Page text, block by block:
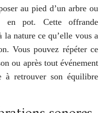
au pied d’un arbre ou
en pot. Cette offrande
nature ce qu’elle vous a
Vous pouvez répéter ce
ou après tout événement
à retrouver son équilibre